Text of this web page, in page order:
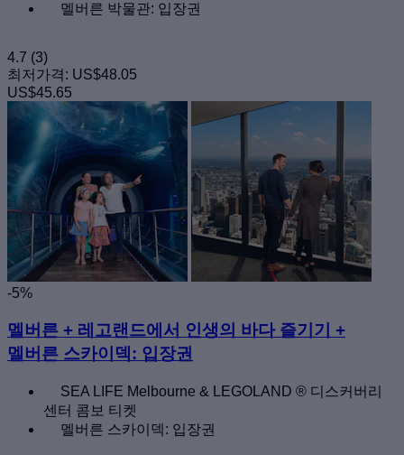
멜버른 박물관: 입장권
4.7 (3)
최저가격: US$48.05
US$45.65
-5%
멜버른 + 레고랜드에서 인생의 바다 즐기기 +
멜버른 스카이덱: 입장권
SEA LIFE Melbourne & LEGOLAND ® 디스커버리
센터 콤보 티켓
멜버른 스카이덱: 입장권